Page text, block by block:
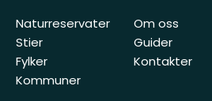
Naturreservater
Stier
Fylker
Kommuner
Om oss
Guider
Kontakter